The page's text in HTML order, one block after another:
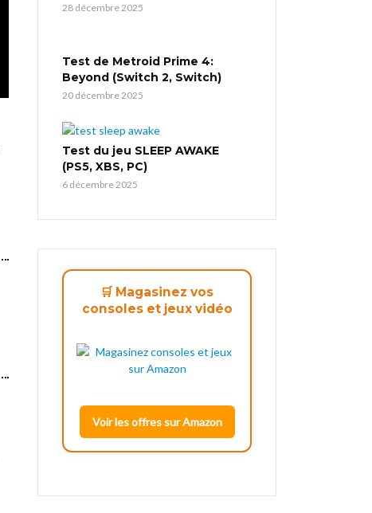
28 décembre 2025
Test de Metroid Prime 4:
Beyond (Switch 2, Switch)
20 décembre 2025
Test du jeu SLEEP AWAKE
(PS5, XBS, PC)
6 décembre 2025
🛒 Magasinez vos
consoles et jeux vidéo
Voir les offres sur Amazon